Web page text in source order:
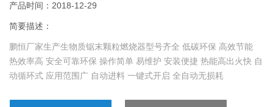
产品时间：2018-12-29
简要描述：
鹏恒厂家生产生物质锯末颗粒燃烧器型号齐全 低碳环保 高效节能
热效率高 安全可靠环保 操作简单 易维护 安装便捷 热能高出火快 自
动循环式 应用范围广 自动进料 一键式开启 全自动无损耗